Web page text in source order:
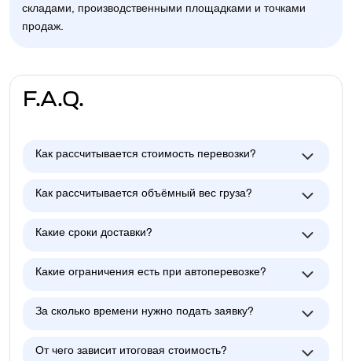
складами, производственными площадками и точками
продаж.
F.A.Q.
Как рассчитывается стоимость перевозки?
Как рассчитывается объёмный вес груза?
Какие сроки доставки?
Какие ограничения есть при автоперевозке?
За сколько времени нужно подать заявку?
От чего зависит итоговая стоимость?